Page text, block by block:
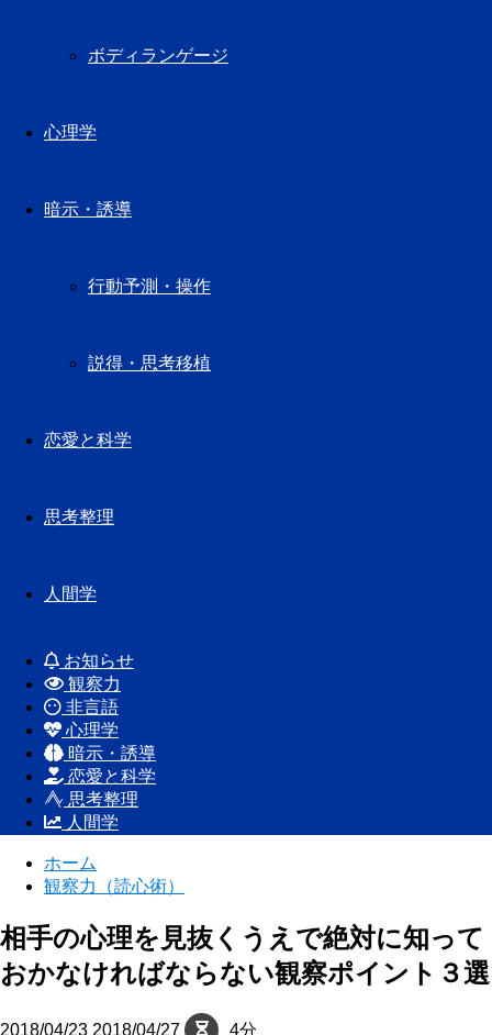
ボディランゲージ
心理学
暗示・誘導
行動予測・操作
説得・思考移植
恋愛と科学
思考整理
人間学
お知らせ
観察力
非言語
心理学
暗示・誘導
恋愛と科学
思考整理
人間学
ホーム
観察力（読心術）
相手の心理を見抜くうえで絶対に知って
おかなければならない観察ポイント３選
2018/04/23 2018/04/27 4分